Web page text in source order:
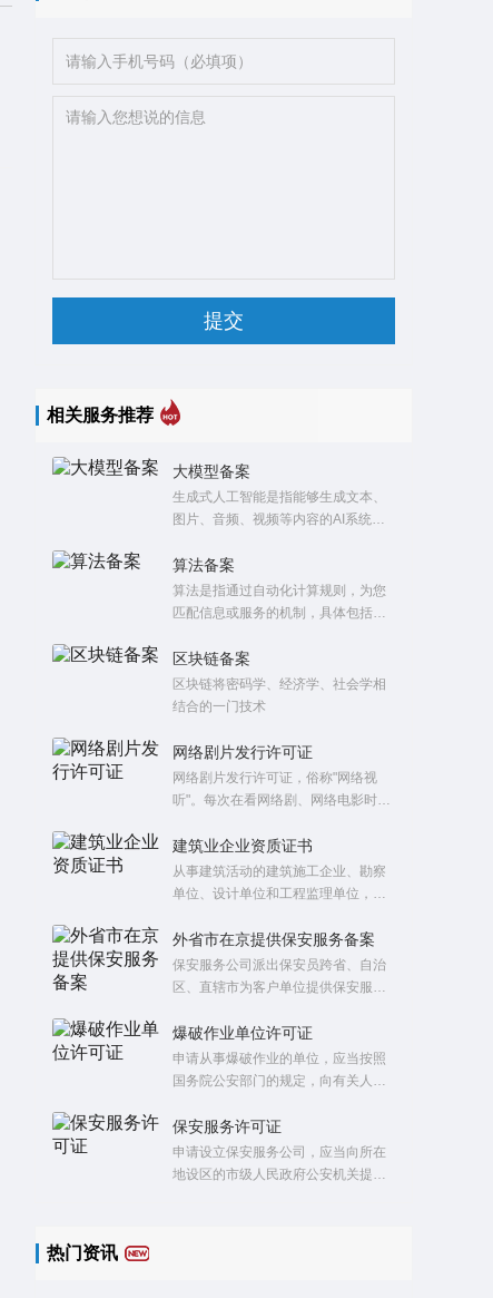
相关服务推荐
大模型备案
生成式人工智能是指能够生成文本、
图片、音频、视频等内容的AI系统。
练，使模型具备通用知识并适应特定
任务。这类模型通常基于深度学习架
构（如Transformer），在大量语料上
成能力。
算法备案
算法是指通过自动化计算规则，为您
匹配信息或服务的机制，具体包括五
排序精选类（如热搜榜单）、检索过
滤类（如搜索筛选）、生成合成类
（如AI生成内容）以及调度决策类
算法广泛应用于新闻资讯、短视频、
电商购物、本地生活、出行服务等业
务场景，旨在提升您的使用效率与体
区块链备案
区块链将密码学、经济学、社会学相
结合的一门技术
网络剧片发行许可证
网络剧片发行许可证，俗称"网络视
听"。每次在看网络剧、网络电影时，
图，以朱红色为底色，时长5秒，放置
于节目片头开始部分，因上面写有“网
络视听”，“网络剧片发行许可证”片头
为国家广播电视总局。被视为网络
剧、网络电影的“准生证”。
建筑业企业资质证书
从事建筑活动的建筑施工企业、勘察
单位、设计单位和工程监理单位，按
员、技术装备和已完成的建筑工程业
绩等资质条件，划分为不同的资质等
级，经资质审查合格，取得相应等级
可的范围内从事建筑活动。
外省市在京提供保安服务备案
保安服务公司派出保安员跨省、自治
区、直辖市为客户单位提供保安服务
民政府公安机关备案。
爆破作业单位许可证
申请从事爆破作业的单位，应当按照
国务院公安部门的规定，向有关人民
证明其符合本条例第三十一条规定条
件的有关材料。
保安服务许可证
申请设立保安服务公司，应当向所在
地设区的市级人民政府公安机关提交
热门资讯